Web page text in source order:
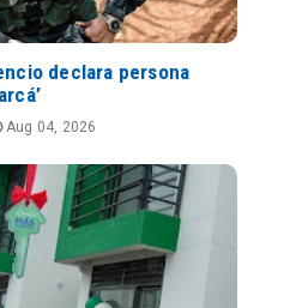
declara persona
Aug 04, 2026